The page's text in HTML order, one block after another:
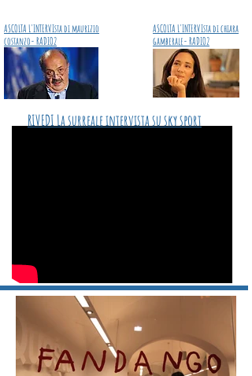
ASCOLTA L'INTERVIsta di maurizio
costanzo- RADIO2
ASCOLTA L'INTERVIsta di chiara
gamberale- RADIO2
RIVEDI La surreale intervista su sky sport